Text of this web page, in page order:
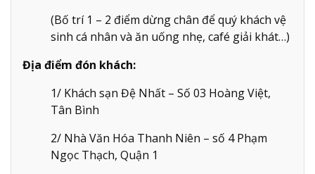
(Bố trí 1 – 2 điểm dừng chân để quý khách vệ
sinh cá nhân và ăn uống nhẹ, café giải khát…)
Địa điểm đón khách:
1/ Khách sạn Đệ Nhất – Số 03 Hoàng Việt,
Tân Bình
2/ Nhà Văn Hóa Thanh Niên – số 4 Phạm
Ngọc Thạch, Quận 1